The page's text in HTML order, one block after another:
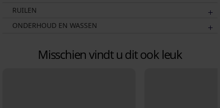
RUILEN
ONDERHOUD EN WASSEN
Misschien vindt u dit ook leuk